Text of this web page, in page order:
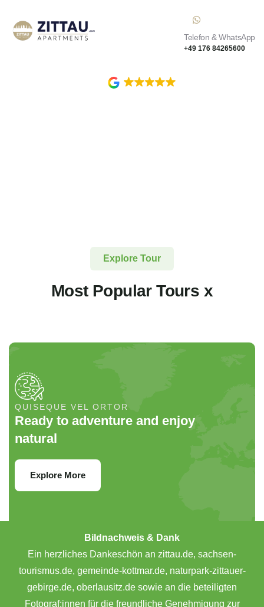
Telefon & WhatsApp
+49 176 84265600
Explore Tour
Most Popular Tours x
QUISEQUE VEL ORTOR
Ready to adventure and enjoy
natural
Explore More
Bildnachweis & Dank
Ein herzliches Dankeschön an zittau.de, sachsen-
tourismus.de, gemeinde-kottmar.de, naturpark-zittauer-
gebirge.de, oberlausitz.de sowie an die beteiligten
Fotograf:innen für die freundliche Genehmigung zur